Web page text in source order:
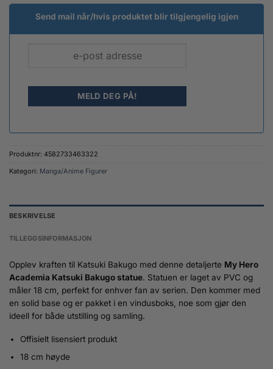
Send mail når/hvis produktet blir tilgjengelig igjen
Produktnr: 4582733463322
Kategori: Manga/Anime Figurer
BESKRIVELSE
TILLEGGSINFORMASJON
Opplev kraften til Katsuki Bakugo med denne detaljerte My Hero
Academia Katsuki Bakugo statue. Statuen er laget av PVC og
måler 18 cm, perfekt for enhver fan av serien. Den kommer med
en solid base og er pakket i en vindusboks, noe som gjør den
ideell for både utstilling og samling.
Offisielt lisensiert produkt
18 cm høyde